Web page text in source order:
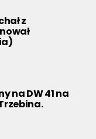
z
na DW 41 na